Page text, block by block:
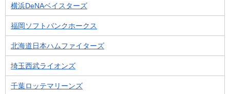
横浜DeNAベイスターズ
福岡ソフトバンクホークス
北海道日本ハムファイターズ
埼玉西武ライオンズ
千葉ロッテマリーンズ